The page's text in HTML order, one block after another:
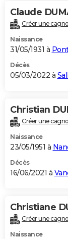
Carte de Noël
Carte Bonne année
Carte Saint-
Carte Pâques
Carte
DICTIONNAIRE
Dictionnaire
Biographies
Citations
Expressions
Proverbes
PROGRAMME TV
S'inscrire
Se connecter
Lycées
Collèges
Primaires
Universités
Entreprises
Service militaire
Avis de recherche
AVIS DE DÉCÈS
Bricolage
Lifestyle
Culture
Sport
Auto
Television
Voyage
Cinema
Claude
Créer une
Naissance
31/05/1931 à
Décès
05/03/2022 à
Christian
Créer une
Naissance
23/05/1951 à
Décès
16/06/2021 à
Christiane
Créer une
Naissance